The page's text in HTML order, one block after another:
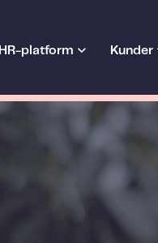
HR-platform Kunder